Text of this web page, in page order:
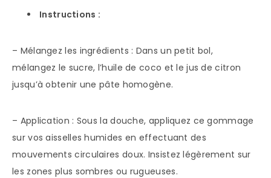
Instructions :
– Mélangez les ingrédients : Dans un petit bol,
mélangez le sucre, l’huile de coco et le jus de citron
jusqu’à obtenir une pâte homogène.
– Application : Sous la douche, appliquez ce gommage
sur vos aisselles humides en effectuant des
mouvements circulaires doux. Insistez légèrement sur
les zones plus sombres ou rugueuses.